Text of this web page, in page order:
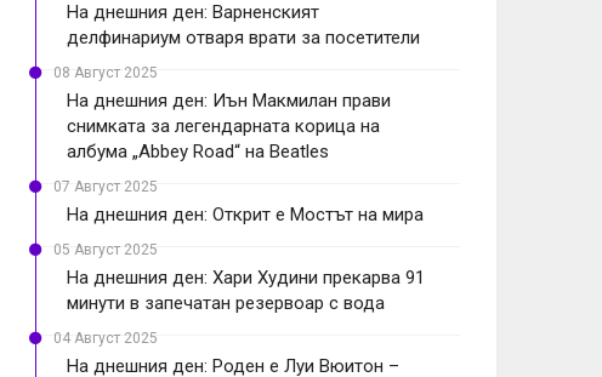
На днешния ден: Варненският
делфинариум отваря врати за посетители
08 Август 2025
На днешния ден: Иън Макмилан прави
снимката за легендарната корица на
албума „Abbey Road“ на Beatles
07 Август 2025
На днешния ден: Открит е Мостът на мира
05 Август 2025
На днешния ден: Хари Худини прекарва 91
минути в запечатан резервоар с вода
04 Август 2025
На днешния ден: Роден е Луи Вюитон –